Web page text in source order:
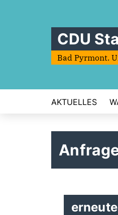
CDU
Bad Pyrmont.
AKTUELLES